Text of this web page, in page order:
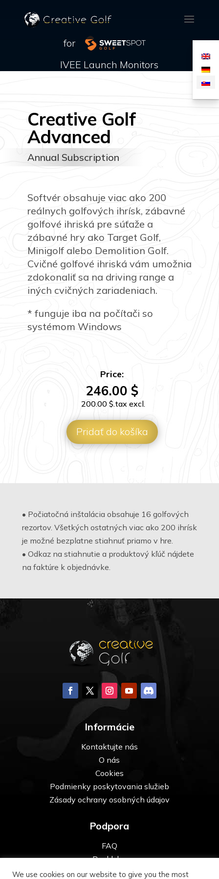
for
IVEE Launch Monitors
Creative Golf
Advanced
Annual Subscription
Softvér obsahuje viac ako 200
reálnych golfových ihrísk, zábavné
golfové ihriská pre súťaže a
zábavné hry ako Target Golf,
Minigolf alebo Demolition Golf.
Cvičné golfové ihriská vám umožnia
zdokonaliť sa na driving range a
iných cvičných zariadeniach.
* funguje iba na počítači so
systémom Windows
Price:
246.00$
200.00$.tax excl.
Pridať do košíka
• Počiatočná inštalácia obsahuje 16 golfových
rezortov. Všetkých ostatných viac ako 200 ihrísk
je možné bezplatne stiahnuť priamo v hre.
• Odkaz na stiahnutie a produktový kľúč nájdete
na faktúre k objednávke.
Informácie
Kontaktujte nás
O nás
Cookies
Podmienky poskytovania služieb
Zásady ochrany osobných údajov
Podpora
FAQ
Pre kluby
We use cookies on our website to give you the most